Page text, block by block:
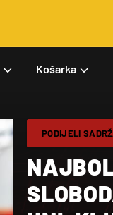
Košarka
PODIJELI